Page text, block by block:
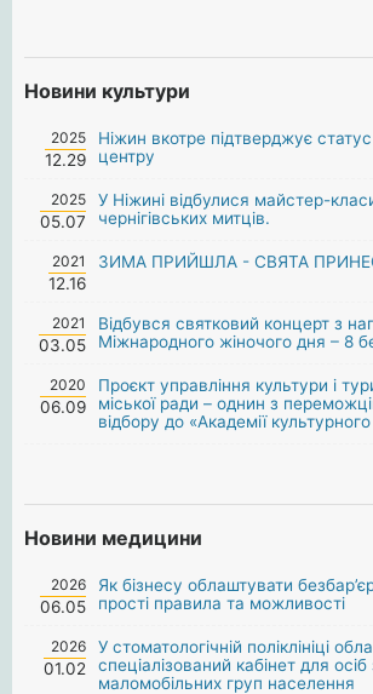
Новини культури
2025
12.29
Ніжин вкотре підтверджує
центру
2025
05.07
У Ніжині відбулися майстер-
чернігівських митців.
2021
12.16
ЗИМА ПРИЙШЛА - СВЯТА
2021
03.05
Відбувся святковий концерт з
Міжнародного жіночого дня – 8
2020
06.09
Проєкт управління культури і
міської ради – однин з
відбору до «Академії культурного
Новини медицини
2026
06.05
Як бізнесу облаштувати
прості правила та можливості
2026
01.02
У стоматологічній поліклініці
спеціалізований кабінет для осіб
маломобільних груп населення